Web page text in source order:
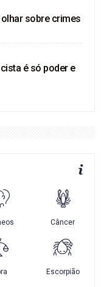
sobre crimes
é só poder e